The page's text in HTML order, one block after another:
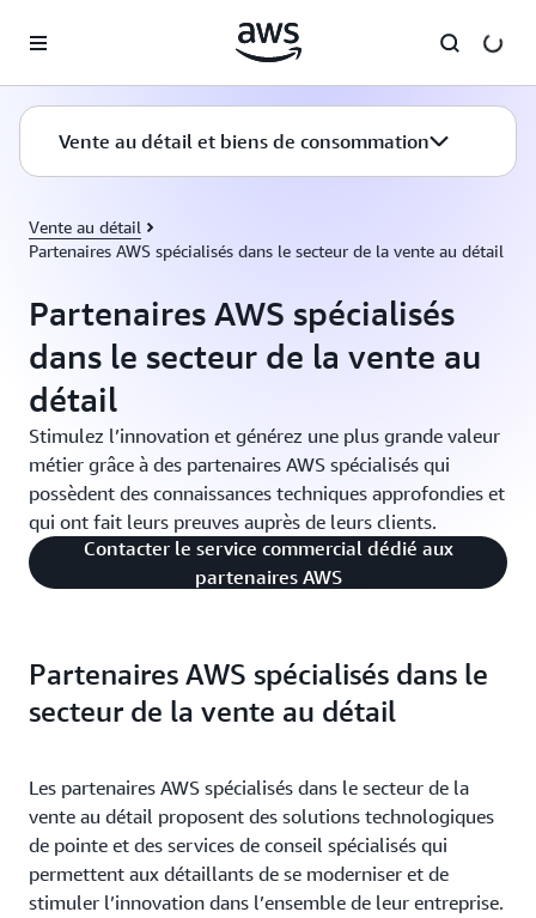
Vente au détail et biens de consommation
Vente au détail
Partenaires AWS spécialisés dans le secteur de la vente au détail
Partenaires AWS spécialisés
dans le secteur de la vente au
détail
Stimulez l’innovation et générez une plus grande valeur
métier grâce à des partenaires AWS spécialisés qui
possèdent des connaissances techniques approfondies et
qui ont fait leurs preuves auprès de leurs clients.
Contacter le service commercial dédié aux
partenaires AWS
Partenaires AWS spécialisés dans le
secteur de la vente au détail
Les partenaires AWS spécialisés dans le secteur de la
vente au détail proposent des solutions technologiques
de pointe et des services de conseil spécialisés qui
permettent aux détaillants de se moderniser et de
stimuler l’innovation dans l’ensemble de leur entreprise.